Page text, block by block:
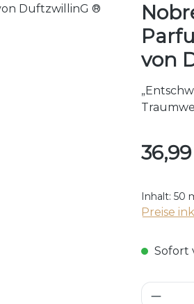
von
Inhalt: 50
Preise
Sofort